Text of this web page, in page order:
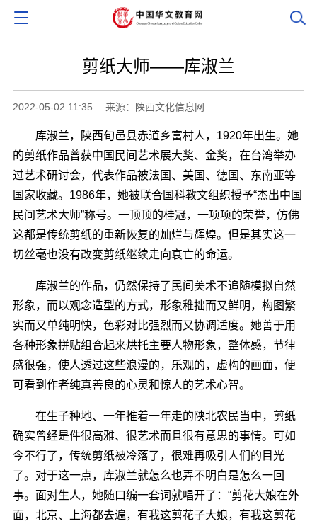
剪纸大师――库淑兰
2022-05-02 11:35 来源：陕西文化信息网
库淑兰，陕西旬邑县赤道乡富村人，1920年出生。她
的剪纸作品曾获中国民间艺术展大奖、金奖，在台湾举办
过艺术研讨会，代表作品被法国、美国、德国、东南亚等
国家收藏。1986年，她被联合国科教文组织授予“杰出中国
民间艺术大师”称号。一顶顶的桂冠，一项项的荣誉，仿佛
这都是传统剪纸的重新恢复的灿烂与辉煌。但是其实这一
切丝毫也没有改变剪纸继续走向衰亡的命运。
库淑兰的作品，仍然保持了民间美术不追随模拟自然
形象，而以观念造型的方式，形象稚拙而又鲜明，构图繁
实而又单纯明快，色彩对比强烈而又协调适度。她善于用
各种形象拼贴组合起来烘托主要人物形象，整体感，节律
感很强，使人透过这些浪漫的，乐观的，虚构的画面，便
可看到作者纯真善良的心灵和惊人的艺术心智。
在生子种地、一年推着一年走的陕北农民当中，剪纸
确实曾经是件很高雅、很艺术而且很有意思的事情。可如
今不行了，传统剪纸被冷落了，很难再吸引人们的目光
了。对于这一点，库淑兰就怎么也弄不明白是怎么一回
事。面对生人，她随口编一套词就唱开了：“剪花大娘在外
面，北京、上海都去遍，有我这剪花子大娘，有我这剪花